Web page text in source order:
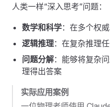
人类一样“深入思考”问题：
数学和科学：在多个权
逻辑推理：在复杂推理
问题分解：能够将复杂
理得出答案
实际应用案例